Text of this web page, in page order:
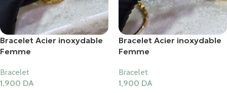
Bracelet Acier inoxydable
Femme
Bracelet
1,900 DA
Bracelet Acier inoxydable
Femme
Bracelet
1,900 DA